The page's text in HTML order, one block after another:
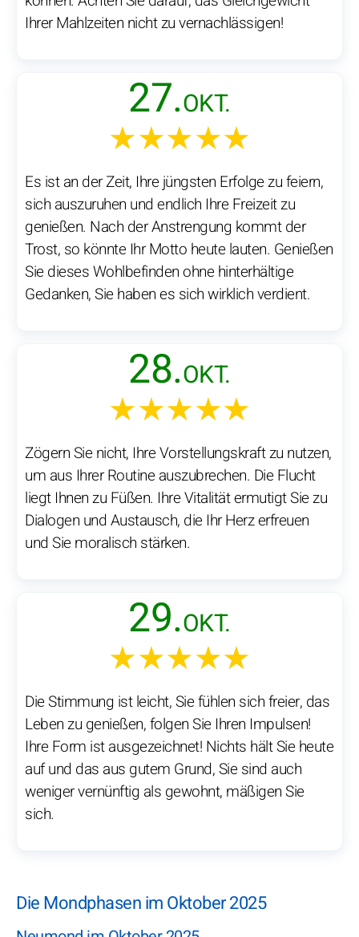
Ihrer Mahlzeiten nicht zu vernachlässigen!
27.OKT.
★★★★★
Es ist an der Zeit, Ihre jüngsten Erfolge zu feiern,
sich auszuruhen und endlich Ihre Freizeit zu
genießen. Nach der Anstrengung kommt der
Trost, so könnte Ihr Motto heute lauten. Genießen
Sie dieses Wohlbefinden ohne hinterhältige
Gedanken, Sie haben es sich wirklich verdient.
28.OKT.
★★★★★
Zögern Sie nicht, Ihre Vorstellungskraft zu nutzen,
um aus Ihrer Routine auszubrechen. Die Flucht
liegt Ihnen zu Füßen. Ihre Vitalität ermutigt Sie zu
Dialogen und Austausch, die Ihr Herz erfreuen
und Sie moralisch stärken.
29.OKT.
★★★★★
Die Stimmung ist leicht, Sie fühlen sich freier, das
Leben zu genießen, folgen Sie Ihren Impulsen!
Ihre Form ist ausgezeichnet! Nichts hält Sie heute
auf und das aus gutem Grund, Sie sind auch
weniger vernünftig als gewohnt, mäßigen Sie
sich.
Die Mondphasen im Oktober 2025